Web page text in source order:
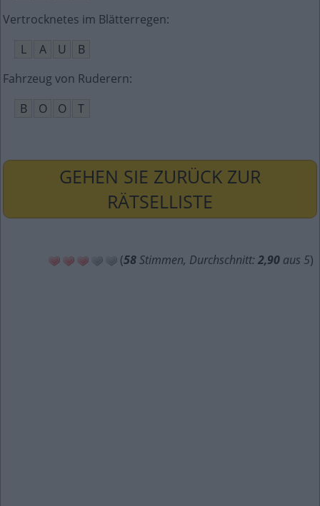
Vertrocknetes im Blätterregen:
L
A U
B
Fahrzeug von Ruderern:
B
O O T
GEHEN SIE ZURÜCK ZUR
RÄTSELLISTE
(58Stimmen, Durchschnitt: 2,90 aus 5)